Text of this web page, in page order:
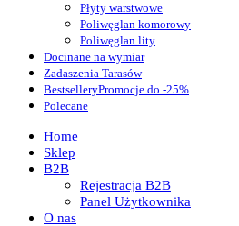
Płyty warstwowe
Poliwęglan komorowy
Poliwęglan lity
Docinane na wymiar
Zadaszenia Tarasów
BestselleryPromocje do -25%
Polecane
Home
Sklep
B2B
Rejestracja B2B
Panel Użytkownika
O nas